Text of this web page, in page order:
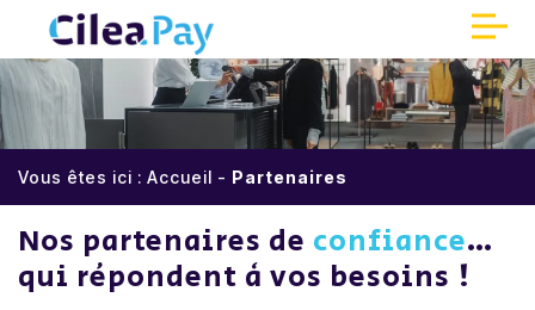
Accueil
Encaissements sécurisés
Vous êtes ici : Accueil - Partenaires
Nos partenaires de confiance…
qui répondent à vos besoins !
Panneau de gestion des cookies